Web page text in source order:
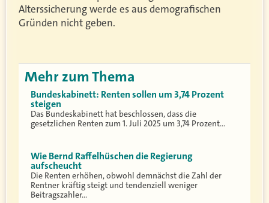
Alterssicherung werde es aus demografischen
Gründen nicht geben.
Mehr zum Thema
Bundeskabinett: Renten sollen um 3,74 Prozent
steigen
Das Bundeskabinett hat beschlossen, dass die
gesetzlichen Renten zum 1. Juli 2025 um 3,74 Prozent…
Wie Bernd Raffelhüschen die Regierung
aufscheucht
Die Renten erhöhen, obwohl demnächst die Zahl der
Rentner kräftig steigt und tendenziell weniger
Beitragszahler…